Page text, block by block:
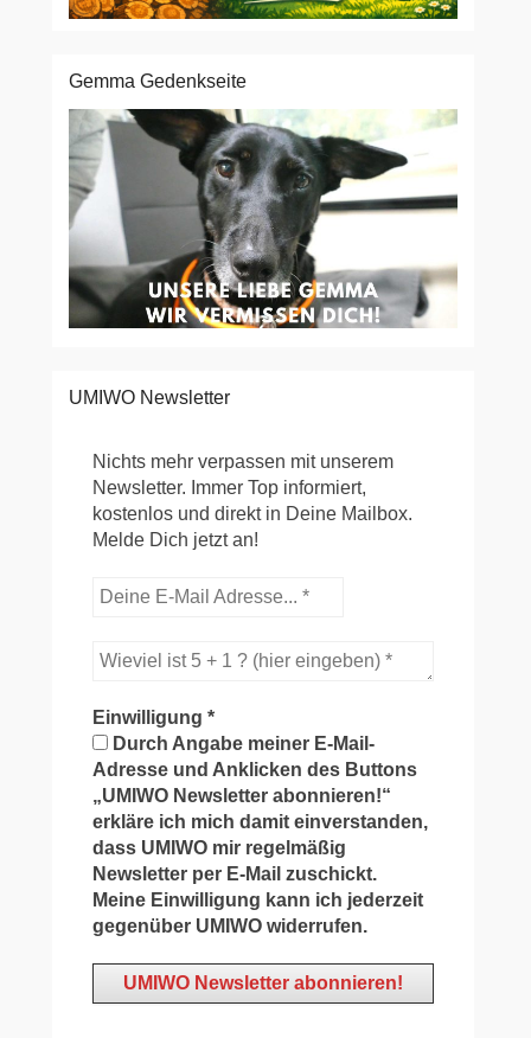
Gemma Gedenkseite
UMIWO Newsletter
Nichts mehr verpassen mit unserem
Newsletter. Immer Top informiert,
kostenlos und direkt in Deine Mailbox.
Melde Dich jetzt an!
Einwilligung*
Durch Angabe meiner E-Mail-
Adresse und Anklicken des Buttons
„UMIWO Newsletter abonnieren!“
erkläre ich mich damit einverstanden,
dass UMIWO mir regelmäßig
Newsletter per E-Mail zuschickt.
Meine Einwilligung kann ich jederzeit
gegenüber UMIWO widerrufen.